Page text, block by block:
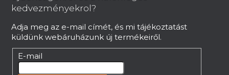
kedvezményekrol?
Adja meg az e-mail címét, és mi tájékoztatást
küldünk webáruházunk új termékeiről.
E-mail